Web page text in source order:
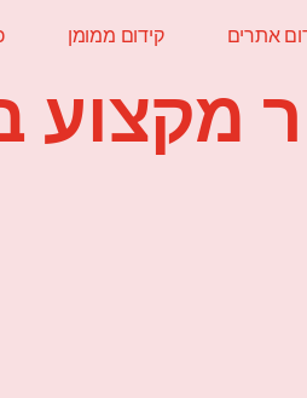
אתרים קידום ממומן
מקצוע